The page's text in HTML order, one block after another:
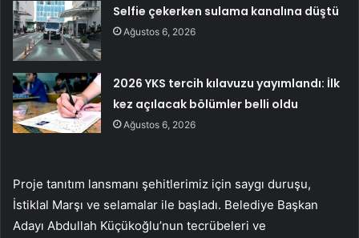
Selfie çekerken sulama kanalına düştü
Ağustos 6, 2026
2026 YKS tercih kılavuzu yayımlandı: İlk
kez açılacak bölümler belli oldu
Ağustos 6, 2026
Proje tanıtım lansmanı şehitlerimiz için saygı duruşu,
İstiklal Marşı ve selamalar ile başladı. Belediye Başkan
Adayı Abdullah Küçükoğlu’nun tecrübeleri ve